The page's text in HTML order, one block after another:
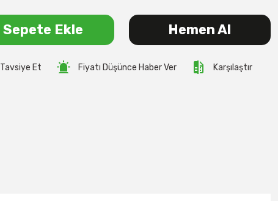
Sepete Ekle Hemen Al
Tavsiye Et Fiyatı Düşünce Haber Ver Karşılaştır